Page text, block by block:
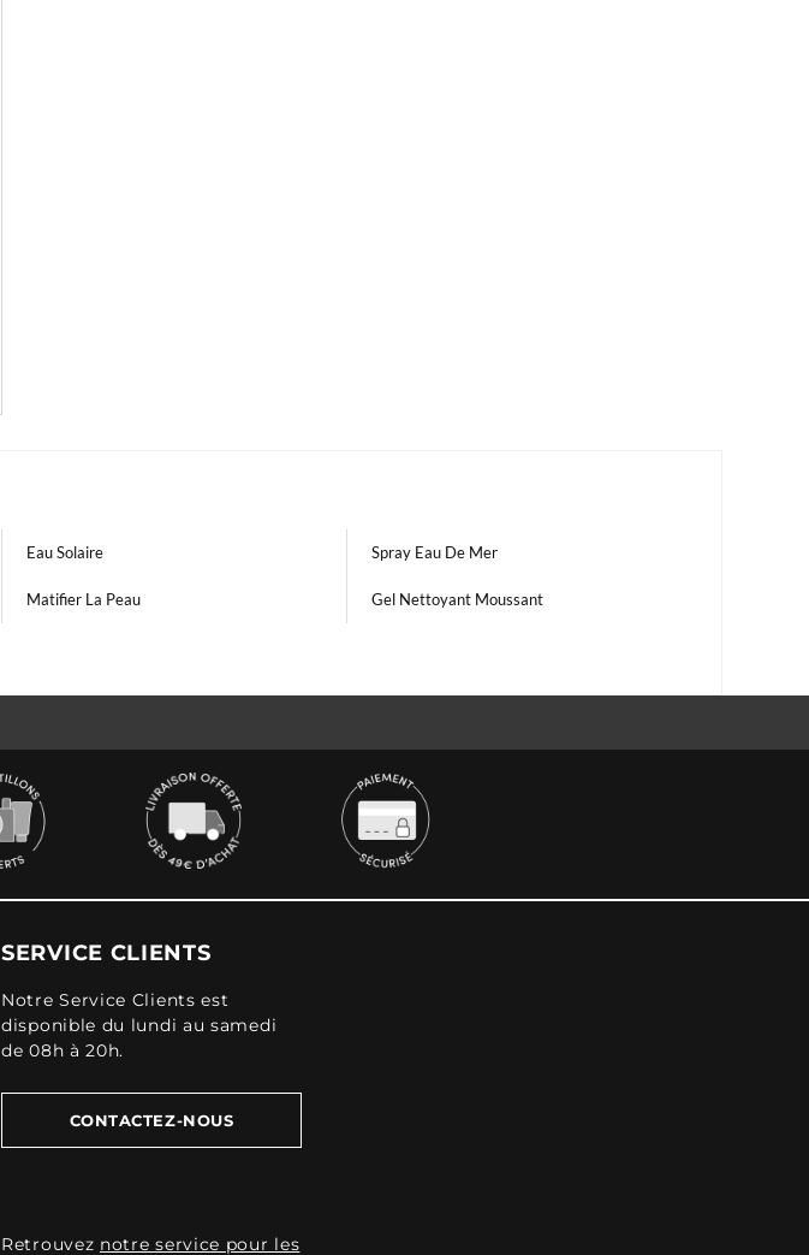
Eau Solaire Spray Eau De Mer
Matifier La Peau Gel Nettoyant Moussant
SERVICE CLIENTS
Notre Service Clients est
disponible du lundi au samedi
de 08h à 20h.
CONTACTEZ-NOUS
Retrouvez notre service pour les